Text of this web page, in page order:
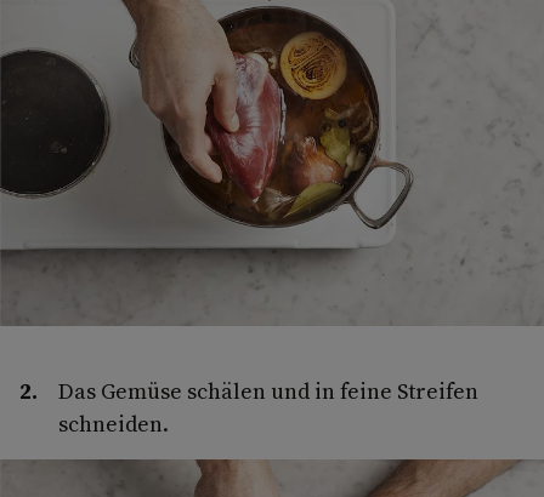
Das Gemüse schälen und in feine Streifen
schneiden.